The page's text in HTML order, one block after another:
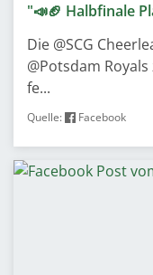
"📣🏈 Halbfinale
Die @SCG
@Potsdam
fe...
Quelle: Facebook